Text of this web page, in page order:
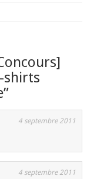
shirts
”
4 septembre 2011
4 septembre 2011